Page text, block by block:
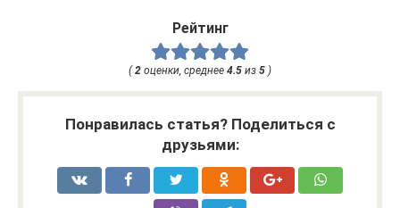
Рейтинг
(2 оценки, среднее 4.5 из 5 )
Понравилась статья? Поделиться с
друзьями: